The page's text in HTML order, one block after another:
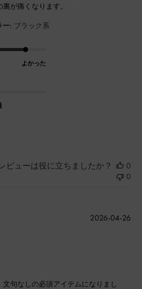
が痛くなります。
ー: ブラック系
よかった
ビューは役に立ちましたか？
0
0
句なしの必須アイテムになりまし
公
2026-04-26